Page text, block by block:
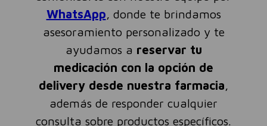
WhatsApp, donde te brindamos
asesoramiento personalizado y te
ayudamos a reservar tu
medicación con la opción de
delivery desde nuestra farmacia,
además de responder cualquier
consulta sobre productos específicos.